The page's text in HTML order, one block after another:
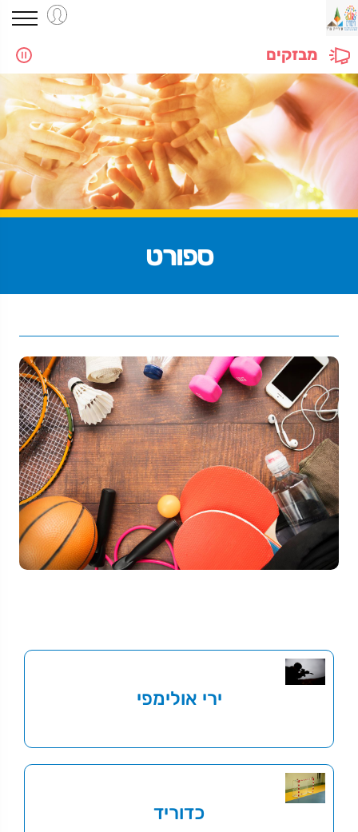
מבזקים
ספורט
ירי אולימפי
כדוריד